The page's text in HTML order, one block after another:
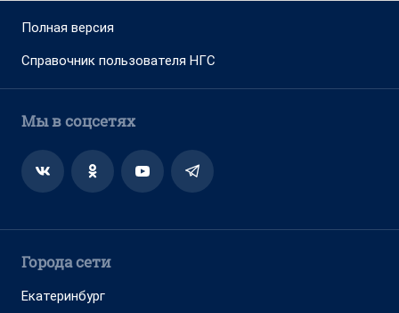
Полная версия
Справочник пользователя НГС
Мы в соцсетях
Города сети
Екатеринбург